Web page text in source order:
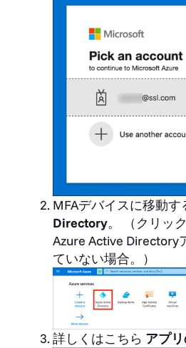
MFAデバイスに移動す
Directory。 （クリック
Azure Active Directory
ていない場合。）
詳しくはこちら アプ